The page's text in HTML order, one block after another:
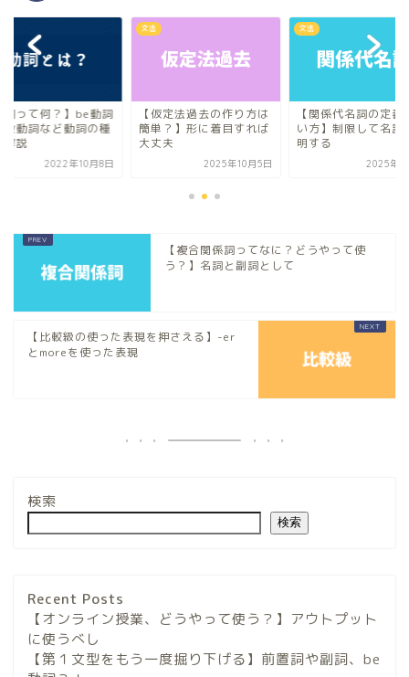
詞って何？】be動詞
般動詞など動詞の種
解説
2022年10月8日
文法
【仮定法過去の作り方は
簡単？】形に着目すれば
大丈夫
2025年10月5日
文法
【関係代名詞の定義
い方】制限して名詞
明する
2025年8
【複合関係詞ってなに？どうやって使
う？】名詞と副詞として
【比較級の使った表現を押さえる】-er
とmoreを使った表現
検索
検索
Recent Posts
【オンライン授業、どうやって使う？】アウトプット
に使うべし
【第１文型をもう一度掘り下げる】前置詞や副詞、be